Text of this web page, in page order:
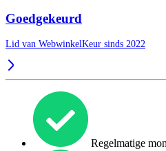
Goedgekeurd
Lid van WebwinkelKeur sinds 2022
Regelmatige